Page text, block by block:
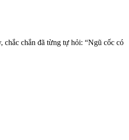
chắc chắn đã từng tự hỏi: “Ngũ cốc có